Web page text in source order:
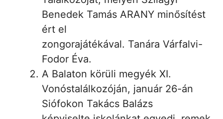
Benedek Tamás ARANY minősítést
ért el
zongorajátékával. Tanára Várfalvi-
Fodor Éva.
A Balaton körüli megyék XI.
Vonóstalálkozóján, január 26-án
Siófokon Takács Balázs